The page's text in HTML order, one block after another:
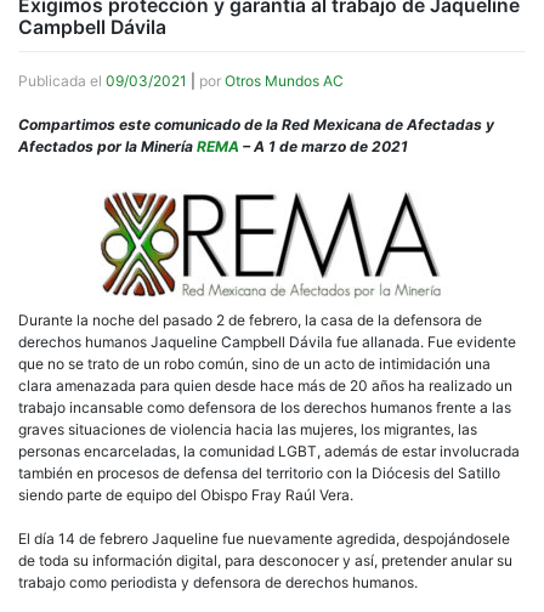
Exigimos protección y garantía al trabajo de Jaqueline
Campbell Dávila
Publicada el 09/03/2021 por Otros Mundos AC
Compartimos este comunicado de la Red Mexicana de Afectadas y
Afectados por la Minería REMA – A 1 de marzo de 2021
Durante la noche del pasado 2 de febrero, la casa de la defensora de
derechos humanos Jaqueline Campbell Dávila fue allanada. Fue evidente
que no se trato de un robo común, sino de un acto de intimidación una
clara amenazada para quien desde hace más de 20 años ha realizado un
trabajo incansable como defensora de los derechos humanos frente a las
graves situaciones de violencia hacia las mujeres, los migrantes, las
personas encarceladas, la comunidad LGBT, además de estar involucrada
también en procesos de defensa del territorio con la Diócesis del Satillo
siendo parte de equipo del Obispo Fray Raúl Vera.
El día 14 de febrero Jaqueline fue nuevamente agredida, despojándosele
de toda su información digital, para desconocer y así, pretender anular su
trabajo como periodista y defensora de derechos humanos.